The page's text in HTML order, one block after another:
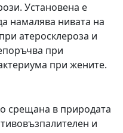
Установена е
намалява нивата на
атеросклероза и
при
при жените.
срещана в природата
и